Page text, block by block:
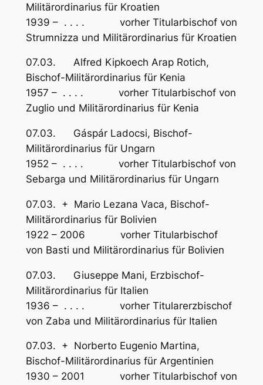
Militärordinarius für Kroatien
1939 – . . . . vorher Titularbischof von
Strumnizza und Militärordinarius für Kroatien
07.03. Alfred Kipkoech Arap Rotich,
Bischof-Militärordinarius für Kenia
1957 – . . . . vorher Titularbischof von
Zuglio und Militärordinarius für Kenia
07.03. Gáspár Ladocsi, Bischof-
Militärordinarius für Ungarn
1952 – . . . . vorher Titularbischof von
Sebarga und Militärordinarius für Ungarn
07.03. + Mario Lezana Vaca, Bischof-
Militärordinarius für Bolivien
1922 – 2006 vorher Titularbischof
von Basti und Militärordinarius für Bolivien
07.03. Giuseppe Mani, Erzbischof-
Militärordinarius für Italien
1936 – . . . . vorher Titularerzbischof
von Zaba und Militärordinarius für Italien
07.03. + Norberto Eugenio Martina,
Bischof-Militärordinarius für Argentinien
1930 – 2001 vorher Titularbischof von